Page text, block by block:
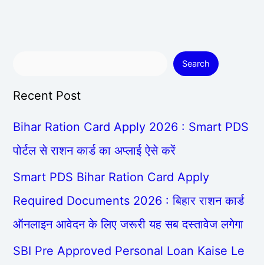
Search
Recent Post
Bihar Ration Card Apply 2026 : Smart PDS
पोर्टल से राशन कार्ड का अप्लाई ऐसे करें
Smart PDS Bihar Ration Card Apply
Required Documents 2026 : बिहार राशन कार्ड
ऑनलाइन आवेदन के लिए जरूरी यह सब दस्तावेज लगेगा
SBI Pre Approved Personal Loan Kaise Le